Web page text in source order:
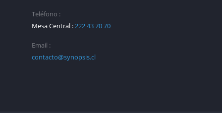
Teléfono :
Mesa Central :222 43 70 70
Email :
contacto@synopsis.cl